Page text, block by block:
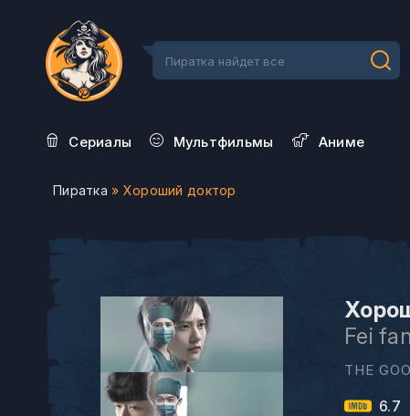
Сериалы Мультфильмы Aниме
Пиратка » Хороший доктор
Fei
THE
6.7